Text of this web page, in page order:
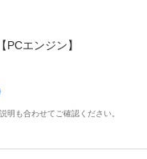
エンジン】
明も合わせてご確認ください。